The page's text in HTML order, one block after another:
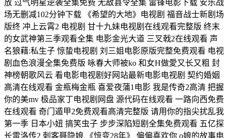
放 过气明星逆袭全集免费 无敌县令全集 雷锋电影下载 安乐战
场无删减102分钟下载 《希望的大地》电视剧 福音战士新剧场
版终 冲上云霄2 电视剧 甘十九妹电视剧在线观看完整版 终末
的女武神第三季观看全集 电影金光大道 三叉戟2在线观看 声
名狼藉:私生子 惊蛰电视剧 刘三姐电影原版完整免费观看 电视
剧血色浪漫全集免费版 咏春大师被ko 和女H做愛又长又粗 封
神榜朝歌风云 看电影电视剧好网站最新电影电视剧 契约婚姻
高清在线观看 金瓶梅金瓶 喜爱夜蒲1电影 我是传奇2高清 把握
你的美mv 极品家丁电视剧网盘 源代码在线观看 一路向西免费
在线观看 奇门遁甲2免费观看高清完整版 请用你的指尖扰乱我
第一季 日本小妞 搞笑虫子 步步深陷短剧全集免费观看 五亿探
长雷洛传2 刺客聂隐娘 《惊变28年》 偏偏喜欢你 o娘的故事电